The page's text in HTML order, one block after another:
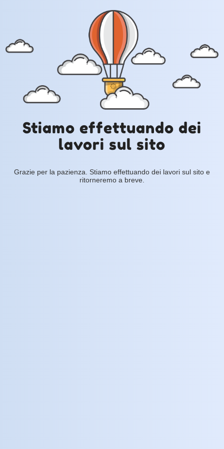
Stiamo effettuando dei
lavori sul sito
Grazie per la pazienza. Stiamo effettuando dei lavori sul sito e
ritorneremo a breve.